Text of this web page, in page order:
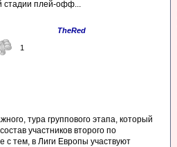
стадии плей-офф...
TheRed
1
тура группового этапа, который
участников второго по
с тем, в Лиги Европы участвуют